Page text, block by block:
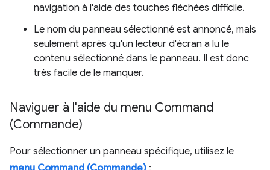
navigation à l'aide des touches fléchées difficile.
Le nom du panneau sélectionné est annoncé, mais
seulement après qu'un lecteur d'écran a lu le
contenu sélectionné dans le panneau. Il est donc
très facile de le manquer.
Naviguer à l'aide du menu Command
(Commande)
Pour sélectionner un panneau spécifique, utilisez le